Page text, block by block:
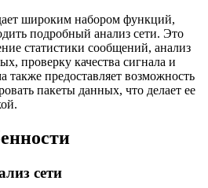
широким набором функций,
подробный анализ сети. Это
статистики сообщений, анализ
проверку качества сигнала и
также предоставляет возможность
пакеты данных, что делает ее
сети